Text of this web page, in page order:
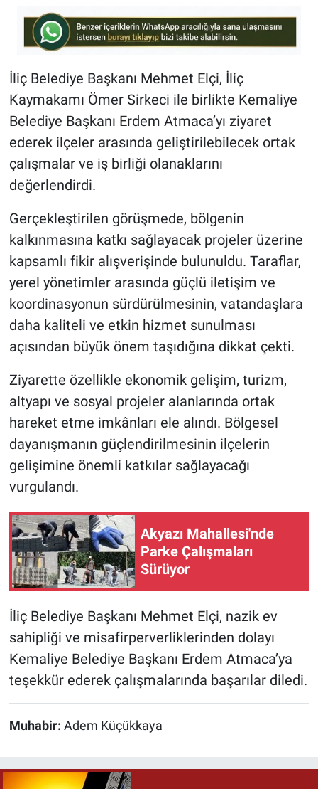
İliç Belediye Başkanı Mehmet Elçi, İliç
Kaymakamı Ömer Sirkeci ile birlikte Kemaliye
Belediye Başkanı Erdem Atmaca’yı ziyaret
ederek ilçeler arasında geliştirilebilecek ortak
çalışmalar ve iş birliği olanaklarını
değerlendirdi.
Gerçekleştirilen görüşmede, bölgenin
kalkınmasına katkı sağlayacak projeler üzerine
kapsamlı fikir alışverişinde bulunuldu. Taraflar,
yerel yönetimler arasında güçlü iletişim ve
koordinasyonun sürdürülmesinin, vatandaşlara
daha kaliteli ve etkin hizmet sunulması
açısından büyük önem taşıdığına dikkat çekti.
Ziyarette özellikle ekonomik gelişim, turizm,
altyapı ve sosyal projeler alanlarında ortak
hareket etme imkânları ele alındı. Bölgesel
dayanışmanın güçlendirilmesinin ilçelerin
gelişimine önemli katkılar sağlayacağı
vurgulandı.
Akyazı Mahallesi'nde
Parke Çalışmaları
Sürüyor
İliç Belediye Başkanı Mehmet Elçi, nazik ev
sahipliği ve misafirperverliklerinden dolayı
Kemaliye Belediye Başkanı Erdem Atmaca’ya
teşekkür ederek çalışmalarında başarılar diledi.
Muhabir: Adem Küçükkaya